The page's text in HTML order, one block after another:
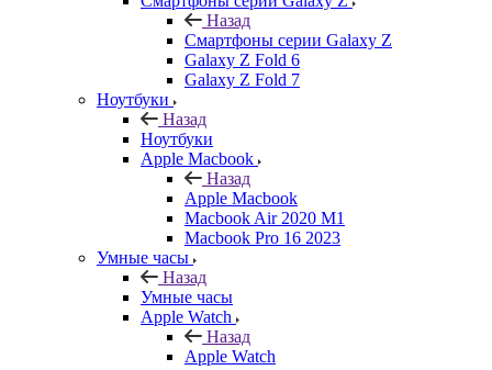
Назад
Смартфоны серии Galaxy Z
Galaxy Z Fold 6
Galaxy Z Fold 7
Ноутбуки
Назад
Ноутбуки
Apple Macbook
Назад
Apple Macbook
Macbook Air 2020 M1
Macbook Pro 16 2023
Умные часы
Назад
Умные часы
Apple Watch
Назад
Apple Watch